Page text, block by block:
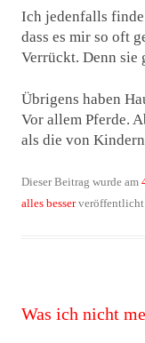
Ich jedenfalls
dass es mir so oft
Verrückt. Denn sie
Übrigens haben
Vor allem Pferde.
als die von
Dieser Beitrag wurde am
alles besser
Was ich nicht